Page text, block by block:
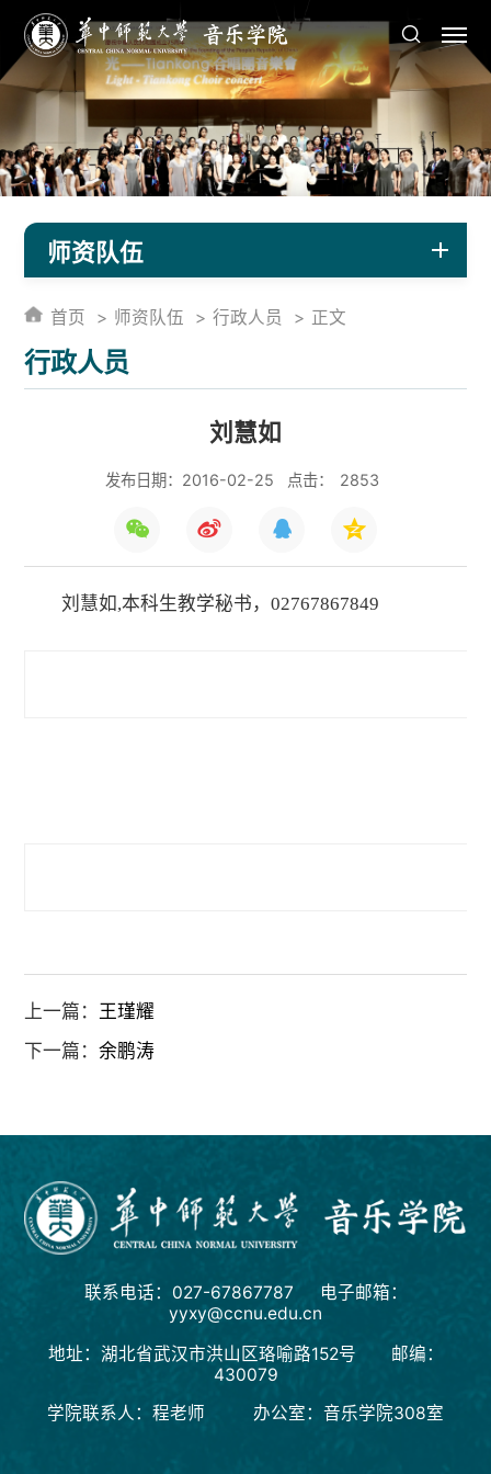
师资队伍
行政人员
首页 师资队伍 行政人员 正文
刘慧如
发布日期：2016-02-25 点击： 2853
刘慧如,本科生教学秘书，02767867849
上一篇： 王瑾耀
下一篇：余鹏涛
联系电话：027-67867787 电子邮箱：
yyxy@ccnu.edu.cn
地址：湖北省武汉市洪山区珞喻路152号 邮编：
430079
学院联系人：程老师 办公室：音乐学院308室